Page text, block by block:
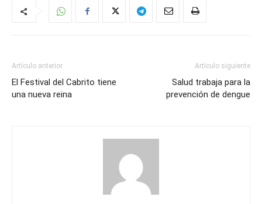
Artículo anterior
El Festival del Cabrito tiene
una nueva reina
Artículo siguiente
Salud trabaja para la
prevención de dengue